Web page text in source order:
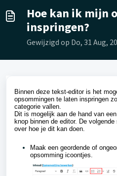
Hoe kan ik mijn
inspringen?
Gewijzigd op Do, 31 Aug,
Binnen deze tekst-editor is het
opsommingen te laten inspringen
categorie vallen.
Dit is mogelijk aan de hand van
knop binnen de editor. De
over hoe je dit kan doen.
Maak een geordende of
opsomming icoontjes.